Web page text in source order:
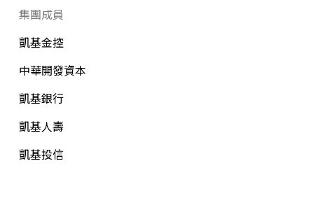
集團成員
凱基金控
中華開發資本
凱基銀行
凱基人壽
凱基投信